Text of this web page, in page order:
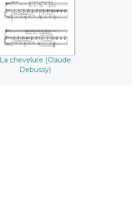
La chevelure (Claude
Debussy)